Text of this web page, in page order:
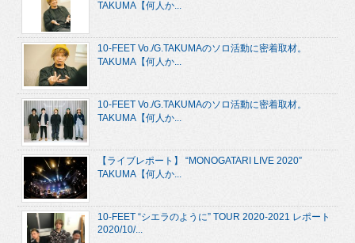
TAKUMA【何人か...
10-FEET Vo./G.TAKUMAのソロ活動に密着取材。
TAKUMA【何人か...
10-FEET Vo./G.TAKUMAのソロ活動に密着取材。
TAKUMA【何人か...
【ライブレポート】 “MONOGATARI LIVE 2020”
TAKUMA【何人か...
10-FEET “シエラのように” TOUR 2020-2021 レポート
2020/10/...